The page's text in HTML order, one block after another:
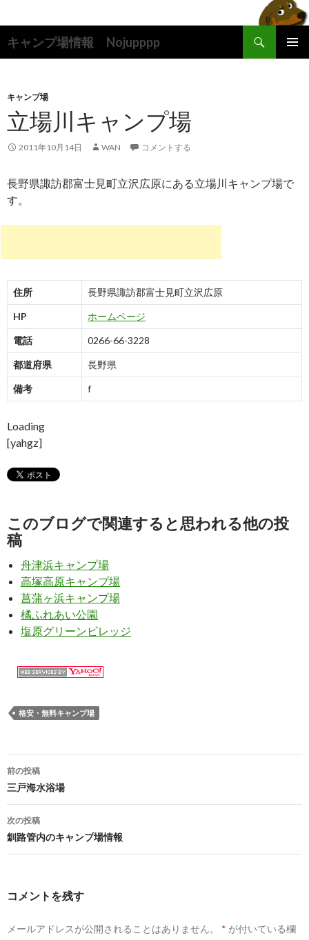
キャンプ場情報 Nojupppp
索
ン
ツ
へ
ス
プ
キャンプ場
立場川キャンプ場
2011年10月14日 WAN コメントする
長野県諏訪郡富士見町立沢広原にある立場川キャンプ場で
す。
住所 長野県諏訪郡富士見町立沢広原
HP ホームページ
電話 0266-66-3228
都道府県 長野県
備考 f
Loading
[yahgz]
このブログで関連すると思われる他の投
稿
舟津浜キャンプ場
高塚高原キャンプ場
菖蒲ヶ浜キャンプ場
橘ふれあい公園
塩原グリーンビレッジ
格安・無料キャンプ場
投
稿
ナ
ゲ
前の投稿
三戸海水浴場
次の投稿
釧路管内のキャンプ場情報
コメントを残す
メールアドレスが公開されることはありません。 * が付いている欄